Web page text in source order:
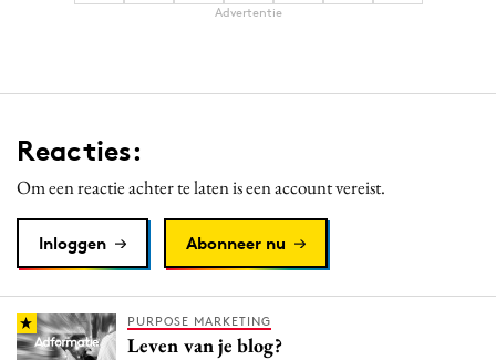
Advertentie
Reacties:
Om een reactie achter te laten is een account vereist.
Inloggen Abonneer nu
PURPOSE MARKETING
Leven van je blog?